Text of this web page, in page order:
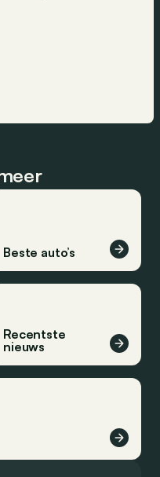
Beste auto’s
Recentste
nieuws